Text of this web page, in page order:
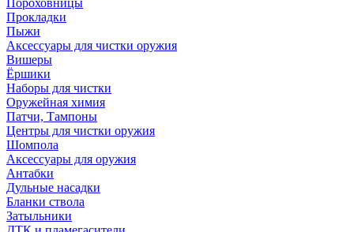
Пороховницы
Прокладки
Пыжи
Аксессуары для чистки оружия
Вишеры
Ёршики
Наборы для чистки
Оружейная химия
Патчи, Тампоны
Центры для чистки оружия
Шомпола
Аксессуары для оружия
Антабки
Дульные насадки
Бланки ствола
Затыльники